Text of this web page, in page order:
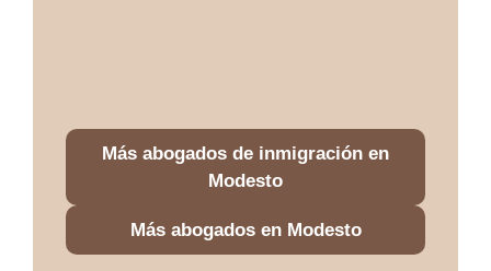
Más abogados de inmigración en
Modesto
Más abogados en Modesto